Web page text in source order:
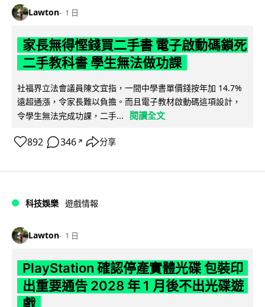
Lawton 1 日
家長無得慳錢買二手書 電子啟動碼鎖死
二手教科書 學生無法做功課
社福界立法會議員陳文宜指，一間中學書單價錢按年加 14.7%
遠超通漲，令家長難以負擔。而且電子教材啟動碼這項設計，
令學生無法完成功課，二手...
閱讀全文
892 346 ↗ 分享
科技娛樂 遊戲情報
Lawton 1 日
PlayStation 確認停產實體光碟 包裝印
出重要通告 2028 年 1 月後不出光碟遊
戲